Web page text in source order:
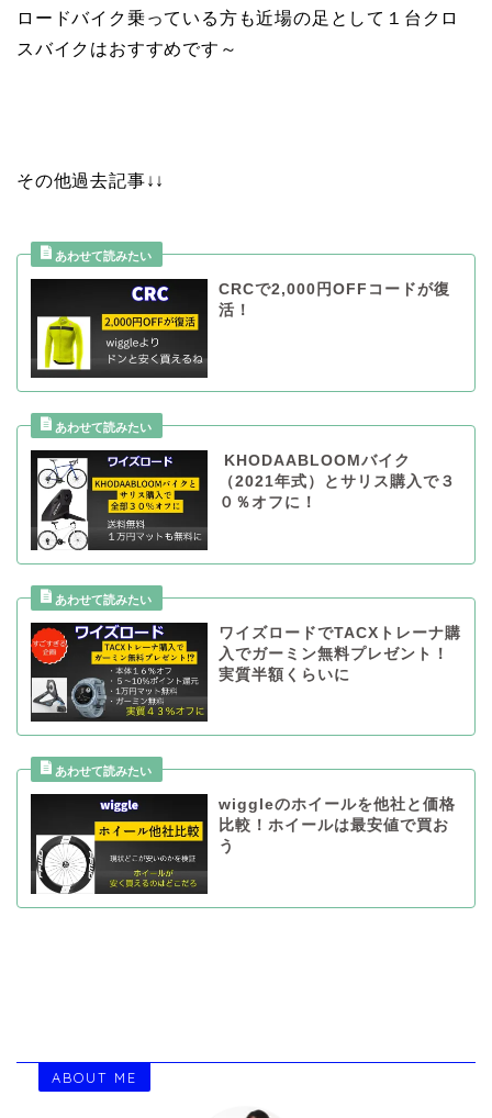
ロードバイク乗っている方も近場の足として１台クロ
スバイクはおすすめです～
その他過去記事↓↓
CRCで2,000円OFFコードが復
活！
KHODAABLOOMバイク
（2021年式）とサリス購入で３
０％オフに！
ワイズロードでTACXトレーナ購
入でガーミン無料プレゼント！
実質半額くらいに
wiggleのホイールを他社と価格
比較！ホイールは最安値で買お
う
ABOUT ME